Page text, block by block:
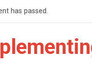
has passed.